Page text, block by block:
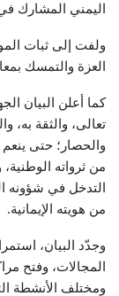
اليمني المشارك
ولفت إلى ثبات
العزة والتمسك
كما أعلن البيان
تعالى، والثقة به،
والحصار؛ حتى ينعم
من ثرواته
التدخل في شؤونه
من هويته الإيمانية.
وجدّد البيان،
المجالات، وفتح
ومختلف الأنشطة